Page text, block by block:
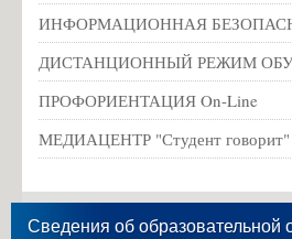
ИНФОРМАЦИОННАЯ
ДИСТАНЦИОННЫЙ РЕЖИМ
ПРОФОРИЕНТАЦИЯ On-Line
МЕДИАЦЕНТР "Студент говорит"
Сведения об образовательной